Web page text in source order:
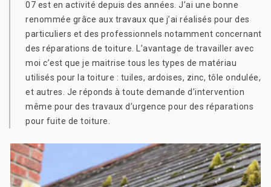
07 est en activité depuis des années. J’ai une bonne
renommée grâce aux travaux que j’ai réalisés pour des
particuliers et des professionnels notamment concernant
des réparations de toiture. L’avantage de travailler avec
moi c’est que je maitrise tous les types de matériau
utilisés pour la toiture : tuiles, ardoises, zinc, tôle ondulée,
et autres. Je réponds à toute demande d’intervention
même pour des travaux d’urgence pour des réparations
pour fuite de toiture.